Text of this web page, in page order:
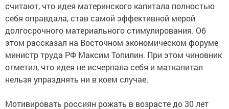
считают, что идея материнского капитала полностью
себя оправдала, став самой эффективной мерой
долгосрочного материального стимулирования. Об
этом рассказал на Восточном экономическом форуме
министр труда РФ Максим Топилин. При этом чиновник
отметил, что идея не исчерпала себя и маткапитал
нельзя упразднять ни в коем случае.
Мотивировать россиян рожать в возрасте до 30 лет